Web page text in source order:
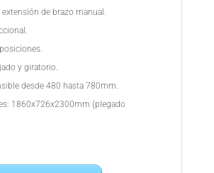
extensión de brazo manual.
y giratorio.
desde 480 hasta 780mm.
1860x726x2300mm (plegado